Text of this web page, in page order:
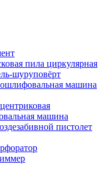
пила циркулярная
шуруповёрт
машина
машина
пистолет